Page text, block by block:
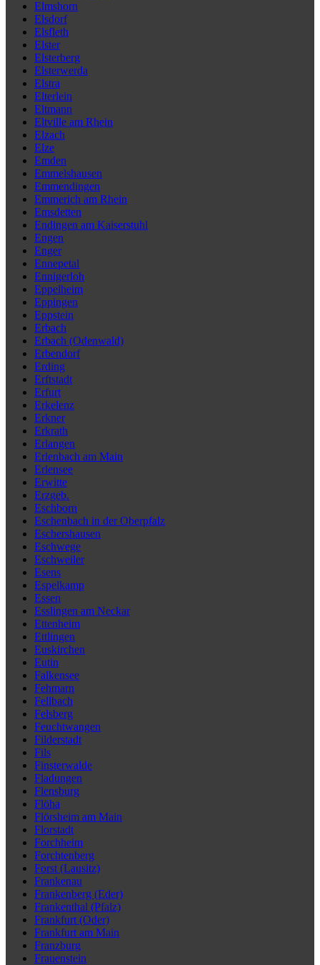
Elmshorn
Elsdorf
Elsfleth
Elster
Elsterberg
Elsterwerda
Elstra
Elterlein
Eltmann
Eltville am Rhein
Elzach
Elze
Emden
Emmelshausen
Emmendingen
Emmerich am Rhein
Emsdetten
Endingen am Kaiserstuhl
Engen
Enger
Ennepetal
Ennigerloh
Eppelheim
Eppingen
Eppstein
Erbach
Erbach (Odenwald)
Erbendorf
Erding
Erftstadt
Erfurt
Erkelenz
Erkner
Erkrath
Erlangen
Erlenbach am Main
Erlensee
Erwitte
Erzgeb.
Eschborn
Eschenbach in der Oberpfalz
Eschershausen
Eschwege
Eschweiler
Esens
Espelkamp
Essen
Esslingen am Neckar
Ettenheim
Ettlingen
Euskirchen
Eutin
Falkensee
Fehmarn
Fellbach
Felsberg
Feuchtwangen
Filderstadt
Fils
Finsterwalde
Fladungen
Flensburg
Flöha
Flörsheim am Main
Florstadt
Forchheim
Forchtenberg
Forst (Lausitz)
Frankenau
Frankenberg (Eder)
Frankenthal (Pfalz)
Frankfurt (Oder)
Frankfurt am Main
Franzburg
Frauenstein